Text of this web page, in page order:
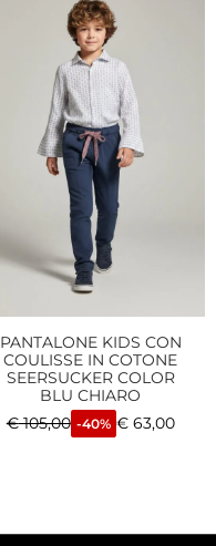
PANTALONE KIDS CON
COULISSE IN COTONE
SEERSUCKER COLOR
BLU CHIARO
€105,00 -40% €63,00